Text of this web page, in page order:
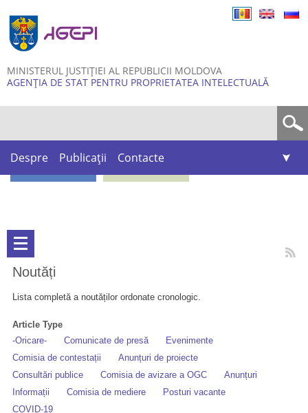
MINISTERUL JUSTIȚIEI AL REPUBLICII MOLDOVA
AGENȚIA DE STAT PENTRU PROPRIETATEA INTELECTUALĂ
Despre Publicații Contacte
Noutăți
Lista completă a noutăților ordonate cronologic.
Article Type
-Oricare-
Comunicate de presă
Evenimente
Comisia de contestații
Anunțuri de proiecte
Consultări publice
Comisia de avizare a OGC
Anunțuri
Informații
Comisia de mediere
Posturi vacante
COVID-19